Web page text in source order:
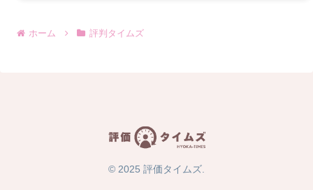
ホーム 評判タイムズ
© 2025 評価タイムズ.